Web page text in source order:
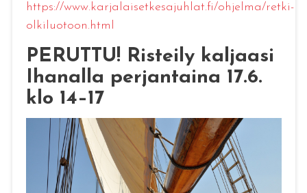
https://www.karjalaisetkesajuhlat.fi/ohjelma/retki-
olkiluotoon.html
PERUTTU! Risteily kaljaasi
Ihanalla perjantaina 17.6.
klo 14–17